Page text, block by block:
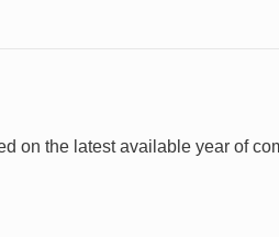
on the latest available year of